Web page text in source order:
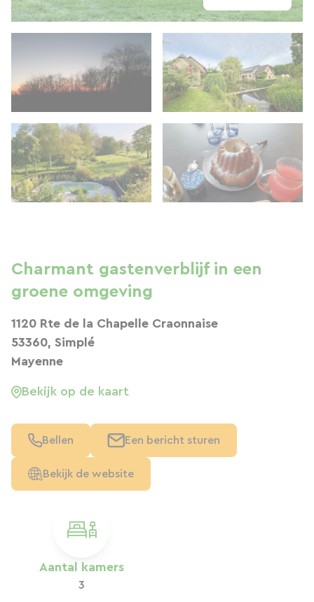
Aantal kamers
3
Charmant gastenverblijf in een
groene omgeving
1120 Rte de la Chapelle Craonnaise
53360, Simplé
Mayenne
Bekijk op de kaart
Bellen Een bericht sturen
Bekijk de website